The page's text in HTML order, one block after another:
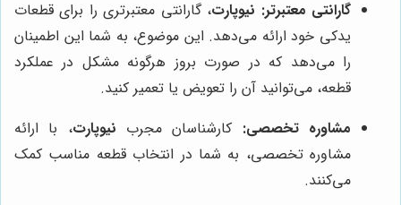
گارانتی معتبرتر: نیوپارت، گارانتی معتبرتری را برای قطعات
یدکی خود ارائه می‌دهد. این موضوع، به شما این اطمینان
را می‌دهد که در صورت بروز هرگونه مشکل در عملکرد
قطعه، می‌توانید آن را تعویض یا تعمیر کنید.
مشاوره تخصصی: کارشناسان مجرب نیوپارت، با ارائه
مشاوره تخصصی، به شما در انتخاب قطعه مناسب کمک
می‌کنند.